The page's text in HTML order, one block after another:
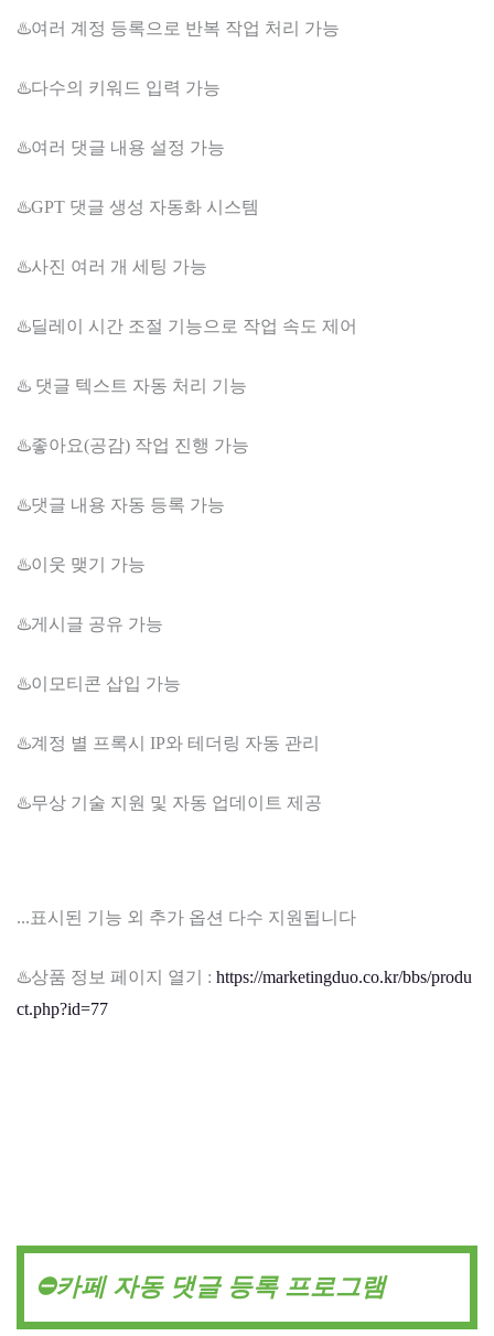
♨️여러 계정 등록으로 반복 작업 처리 가능
♨️다수의 키워드 입력 가능
♨️여러 댓글 내용 설정 가능
♨️GPT 댓글 생성 자동화 시스템
♨️사진 여러 개 세팅 가능
♨️딜레이 시간 조절 기능으로 작업 속도 제어
♨️ 댓글 텍스트 자동 처리 기능
♨️좋아요(공감) 작업 진행 가능
♨️댓글 내용 자동 등록 가능
♨️이웃 맺기 가능
♨️게시글 공유 가능
♨️이모티콘 삽입 가능
♨️계정 별 프록시 IP와 테더링 자동 관리
♨️무상 기술 지원 및 자동 업데이트 제공
...표시된 기능 외 추가 옵션 다수 지원됩니다
♨️상품 정보 페이지 열기 : https://marketingduo.co.kr/bbs/produ
ct.php?id=77
⛔카페 자동 댓글 등록 프로그램